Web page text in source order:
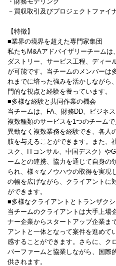
－買収取引及びプロジェクトファイ
【特徴】
■業界の境界を超えた専門家集団
私たちM&Aアドバイザリーチーム
ダストリー、サービス工程、ディー
が可能です。当チームのメンバーは
れまでに培った強みを活かしながら
門的な視点と経験を養っています。
■多様な経験と共同作業の機会
当チームは、FA、財務DD、ビジネ
複数種類のサービスを1つのチーム
異動なく複数業務を経験でき、各人
肢を与えることができます。また、
スク、ITコンサル、中国デスク）や
ームとの連携、協力を通じて自身の
られ、様々なノウハウの取得を実現
の幅を広げながら、クライアントに
ができます。
■多様なクライアントとトランザク
当チームのクライアントは大手上場
ナー企業からスタートアップ企業ま
アントと一体となって案件を進めて
感することができます。さらに、ク
バーファームと協業しながら、国際
供されます。